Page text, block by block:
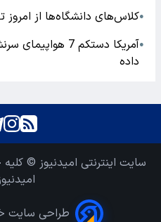
●کلاس‌های دانشگاه‌ها از
●
آمریکا دستکم 7
داده
سایت اینترنتی امیدنیوز ©
طراحی سایت